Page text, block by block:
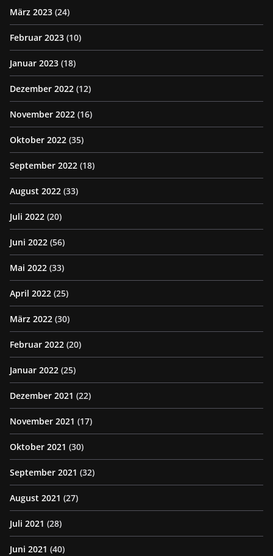
März 2023 (24)
Februar 2023 (10)
Januar 2023 (18)
Dezember 2022 (12)
November 2022 (16)
Oktober 2022 (35)
September 2022 (18)
August 2022 (33)
Juli 2022 (20)
Juni 2022 (56)
Mai 2022 (33)
April 2022 (25)
März 2022 (30)
Februar 2022 (20)
Januar 2022 (25)
Dezember 2021 (22)
November 2021 (17)
Oktober 2021 (30)
September 2021 (32)
August 2021 (27)
Juli 2021 (28)
Juni 2021 (40)